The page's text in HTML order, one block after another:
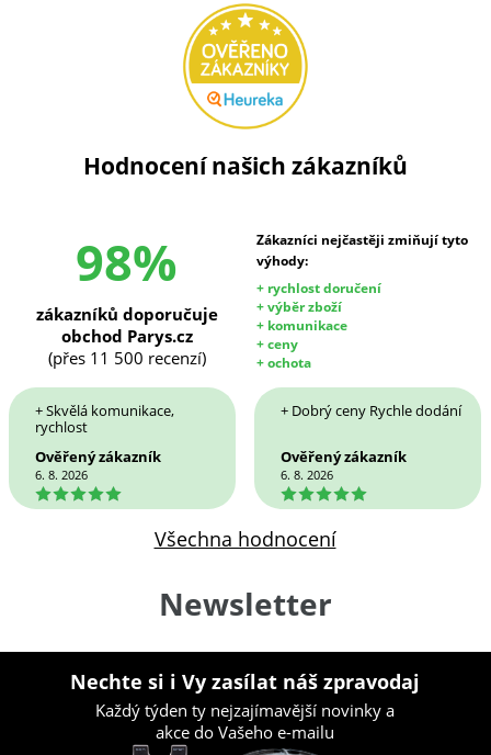
Hodnocení našich zákazníků
98%
Zákazníci nejčastěji zmiňují tyto
výhody:
+ rychlost doručení
+ výběr zboží
+ komunikace
+ ceny
+ ochota
zákazníků doporučuje
obchod Parys.cz
(přes 11 500 recenzí)
+ Skvělá komunikace,
rychlost
Ověřený zákazník
6. 8. 2026
5
+ Dobrý ceny Rychle dodání
Ověřený zákazník
6. 8. 2026
5
Všechna hodnocení
Newsletter
Nechte si i Vy zasílat náš zpravodaj
Každý týden ty nejzajímavější novinky a
akce do Vašeho e-mailu